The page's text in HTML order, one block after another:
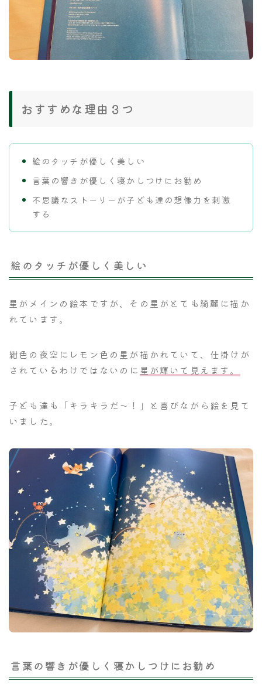
おすすめな理由３つ
絵のタッチが優しく美しい
言葉の響きが優しく寝かしつけにお勧め
不思議なストーリーが子ども達の想像力を刺激
する
絵のタッチが優しく美しい
星がメインの絵本ですが、その星がとても綺麗に描か
れています。
紺色の夜空にレモン色の星が描かれていて、仕掛けが
されているわけではないのに 星が輝いて見えます。
子ども達も「キラキラだ～！」と喜びながら絵を見て
いました。
言葉の響きが優しく寝かしつけにお勧め